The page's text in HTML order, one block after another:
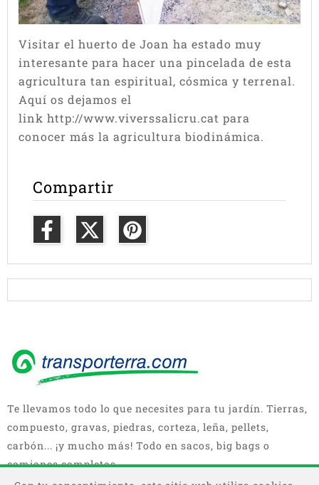
Visitar el huerto de Joan ha estado muy
interesante para hacer una pincelada de esta
agricultura tan espiritual, cósmica y terrenal.
Aquí os dejamos el
link http://www.viverssalicru.cat para
conocer más la agricultura biodinámica.
Compartir
Te llevamos todo lo que necesites para tu jardín. Tierras,
compuesto, gravas, piedras, corteza, leña, pellets,
carbón... ¡y mucho más! Todo en sacos, big bags o
camiones completos.